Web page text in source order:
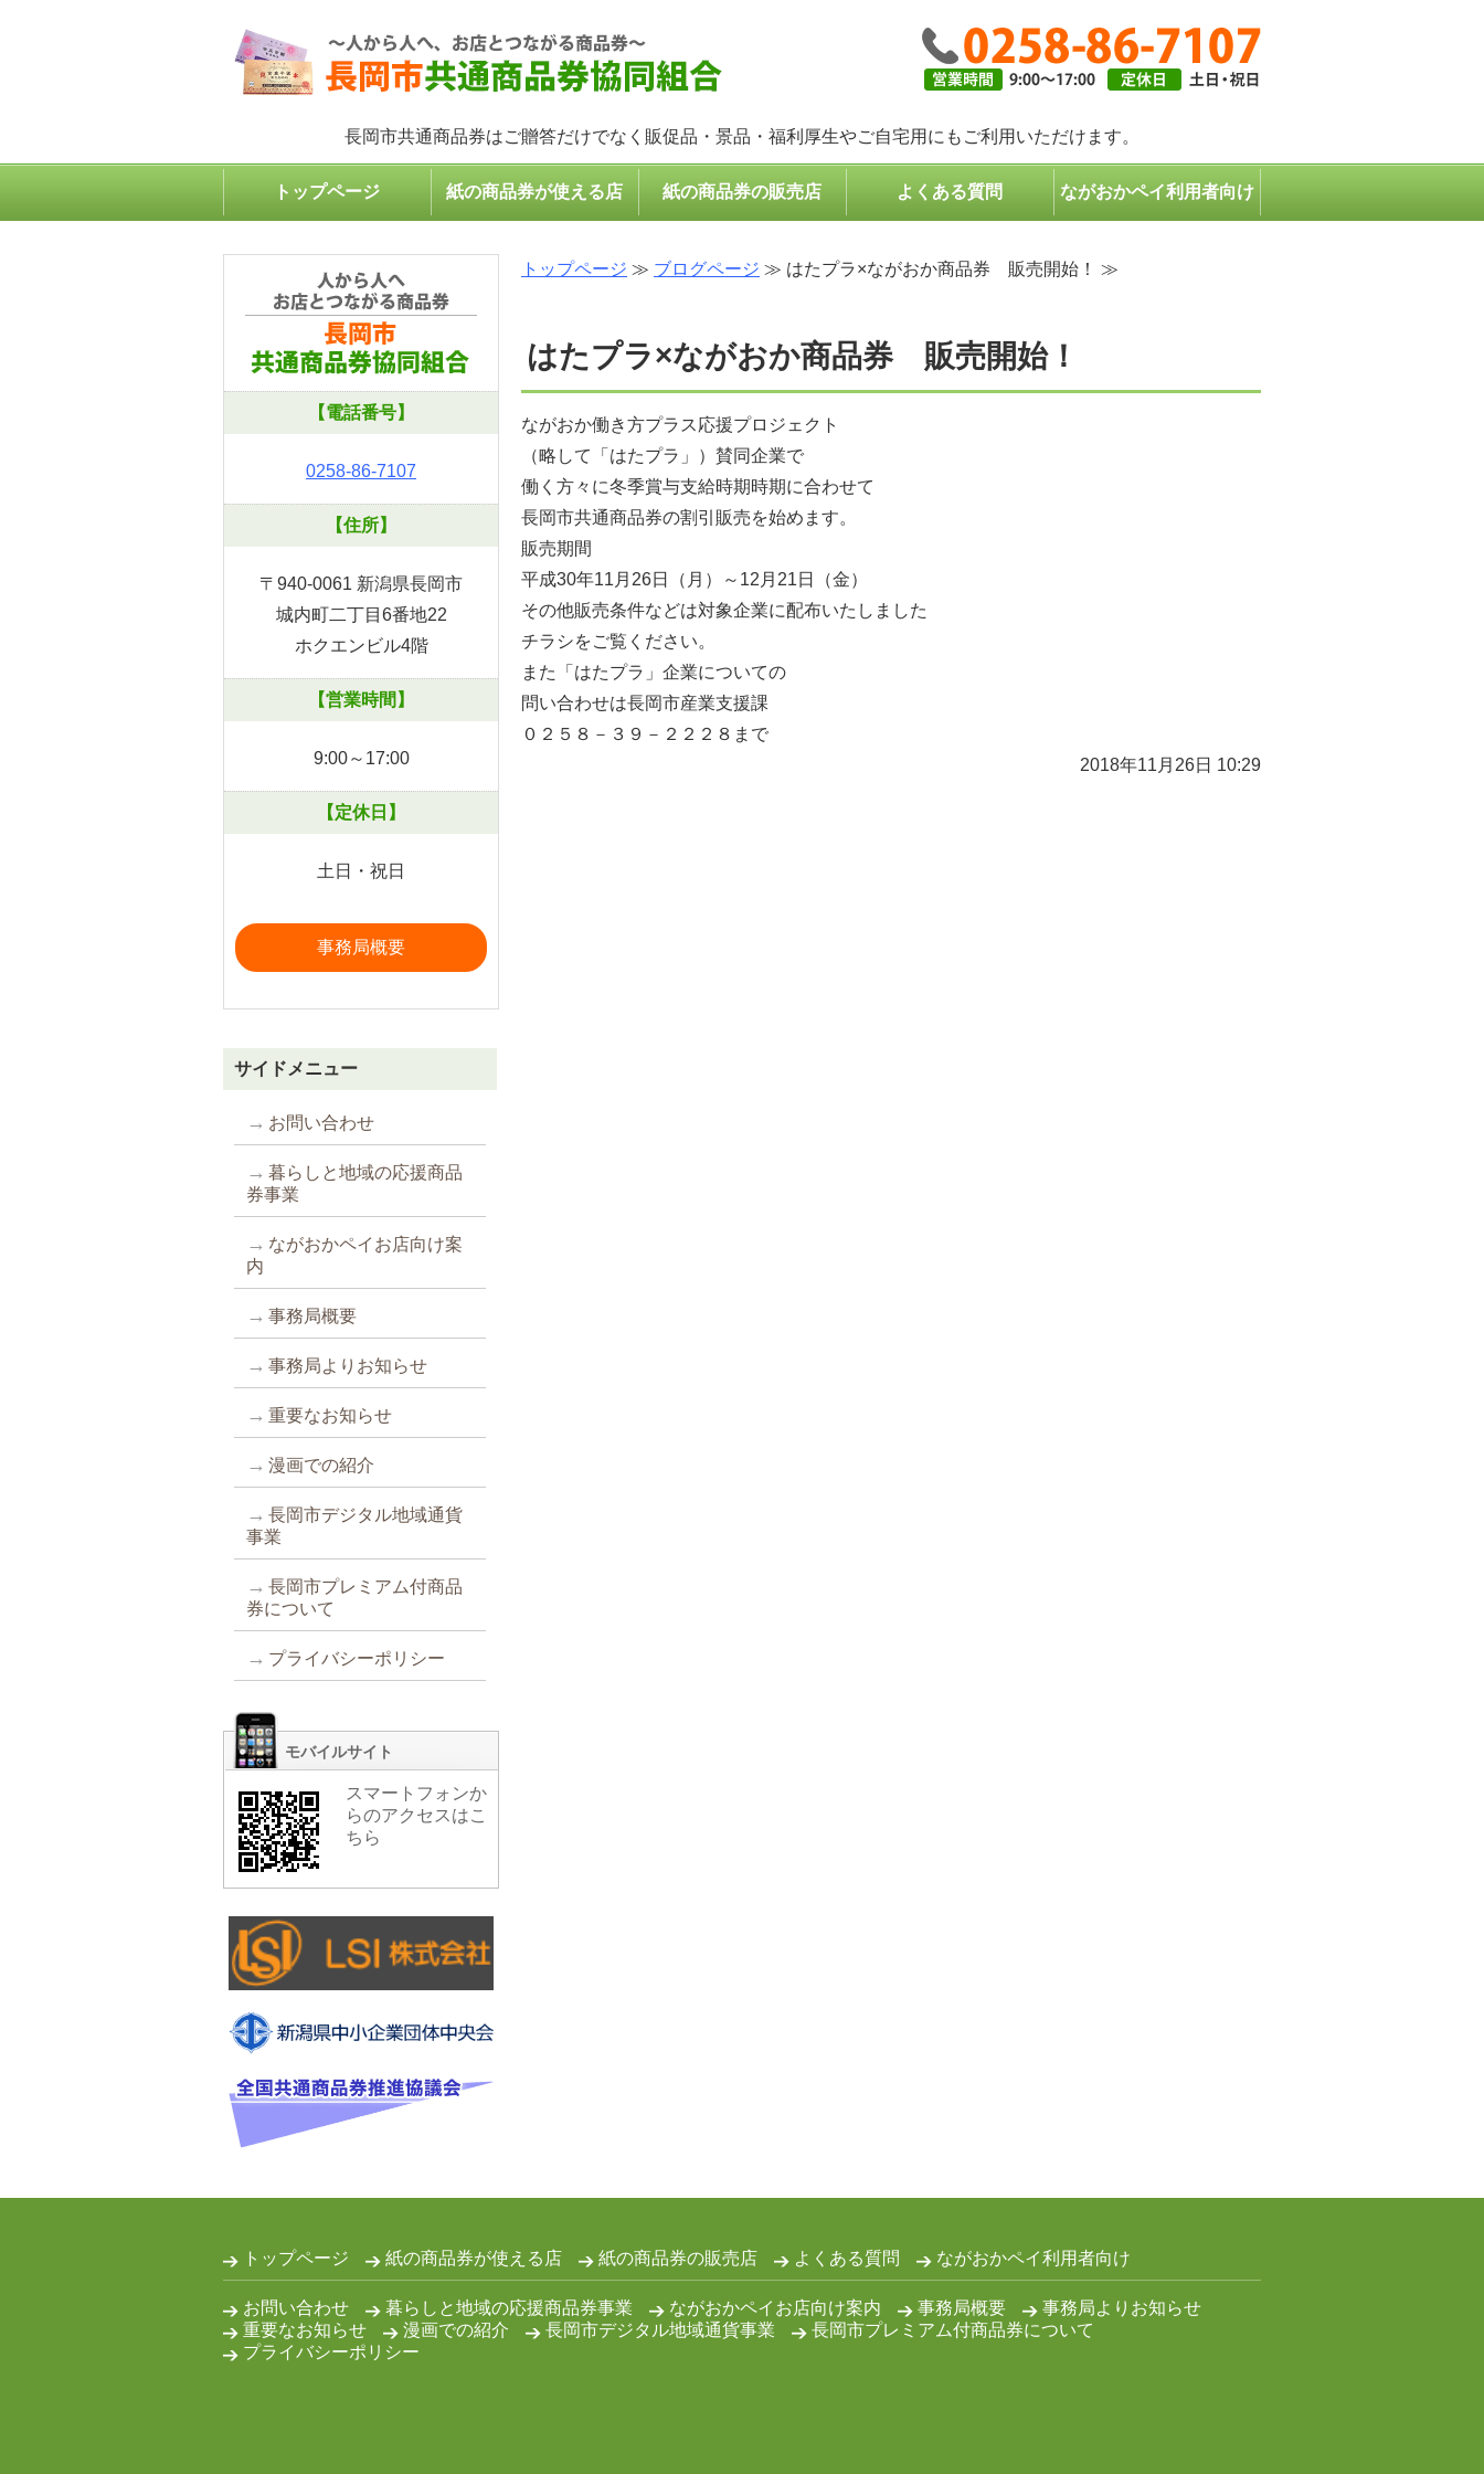
コンパクトなプレゼント・ギフトは長岡市共通商品券で｜長岡市共通商品券協同組合
長岡市共通商品券はご贈答だけでなく販促品・景品・福利厚生やご自宅用にもご利用いただけます。
トップページ 紙の商品券が使える店 紙の商品券の販売店 よくある質問 ながおかペイ利用者向け
トップページ ≫ ブログページ ≫ はたプラ×ながおか商品券 販売開始！ ≫
はたプラ×ながおか商品券 販売開始！
ながおか働き方プラス応援プロジェクト
（略して「はたプラ」）賛同企業で
働く方々に冬季賞与支給時期時期に合わせて
長岡市共通商品券の割引販売を始めます。
販売期間
平成30年11月26日（月）～12月21日（金）
その他販売条件などは対象企業に配布いたしました
チラシをご覧ください。
また「はたプラ」企業についての
問い合わせは長岡市産業支援課
０２５８－３９－２２２８まで
2018年11月26日 10:29
【電話番号】
0258-86-7107
【住所】
〒940-0061 新潟県長岡市
城内町二丁目6番地22
ホクエンビル4階
【営業時間】
9:00～17:00
【定休日】
土日・祝日
事務局概要
サイドメニュー
お問い合わせ
暮らしと地域の応援商品
券事業
ながおかペイお店向け案
内
事務局概要
事務局よりお知らせ
重要なお知らせ
漫画での紹介
長岡市デジタル地域通貨
事業
長岡市プレミアム付商品
券について
プライバシーポリシー
モバイルサイト
スマートフォンか
らのアクセスはこ
ちら
トップページ 紙の商品券が使える店 紙の商品券の販売店 よくある質問 ながおかペイ利用者向け
お問い合わせ 暮らしと地域の応援商品券事業 ながおかペイお店向け案内 事務局概要
事務局よりお知らせ
重要なお知らせ
漫画での紹介 長岡市デジタル地域通貨事業
長岡市プレミアム付商品券について
プライバシーポリシー